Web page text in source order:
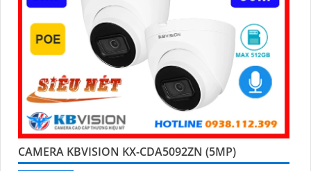
CAMERA KBVISION KX-CDA5092ZN (5MP)